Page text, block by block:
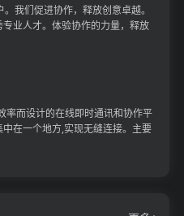
我们促进协作，释放创意卓越。
业人才。体验协作的力量，释放
率而设计的在线即时通讯和协作平
在一个地方,实现无缝连接。主要